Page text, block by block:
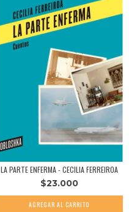
LA PARTE ENFERMA - CECILIA FERREIROA
$23.000